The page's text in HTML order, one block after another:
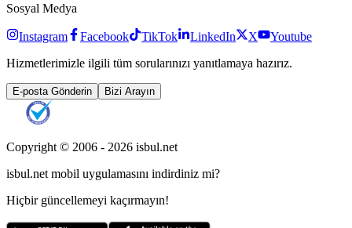
Sosyal Medya
Instagram Facebook TikTok LinkedIn X
Youtube
Hizmetlerimizle ilgili tüm sorularınızı yanıtlamaya hazırız.
E-posta Gönderin Bizi Arayın
Copyright © 2006 - 2026 isbul.net
isbul.net mobil uygulamasını indirdiniz mi?
Hiçbir güncellemeyi kaçırmayın!